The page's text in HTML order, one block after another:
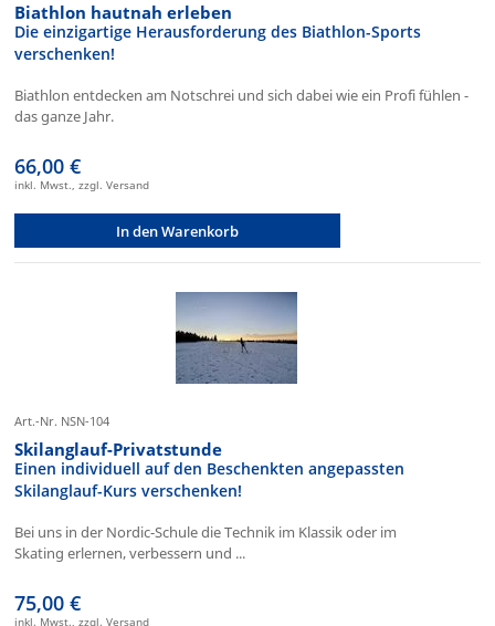
Biathlon hautnah erleben
Die einzigartige Herausforderung des Biathlon-Sports
verschenken!
Biathlon entdecken am Notschrei und sich dabei wie ein Profi fühlen -
das ganze Jahr.
66,00 €
inkl. Mwst., zzgl. Versand
In den Warenkorb
Art.-Nr. NSN-104
Skilanglauf-Privatstunde
Einen individuell auf den Beschenkten angepassten
Skilanglauf-Kurs verschenken!
Bei uns in der Nordic-Schule die Technik im Klassik oder im
Skating erlernen, verbessern und ...
75,00 €
inkl. Mwst., zzgl. Versand